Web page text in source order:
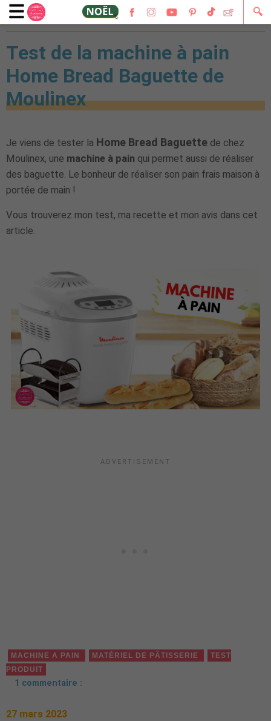
🔍
29 mars 2023
Test de la machine à pain
Home Bread Baguette de
Moulinex
Je viens de tester la Home Bread Baguette de chez
Moulinex, une machine à pain qui permet aussi de réaliser
des baguette. Le bonheur de réaliser son pain frais maison à
portée de main !
Vous trouverez mon test, ma recette et mon avis dans cet
article.
MACHINE A PAIN MATÉRIEL DE PÂTISSERIE
TEST
PRODUIT
1 commentaire :
27 mars 2023